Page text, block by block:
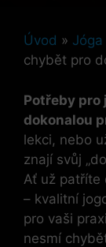
Úvod » Jóga
chybět pro
Potřeby pro
dokonalou
lekci, nebo
znají svůj
Ať už patříte
– kvalitní
pro vaši
nesmí